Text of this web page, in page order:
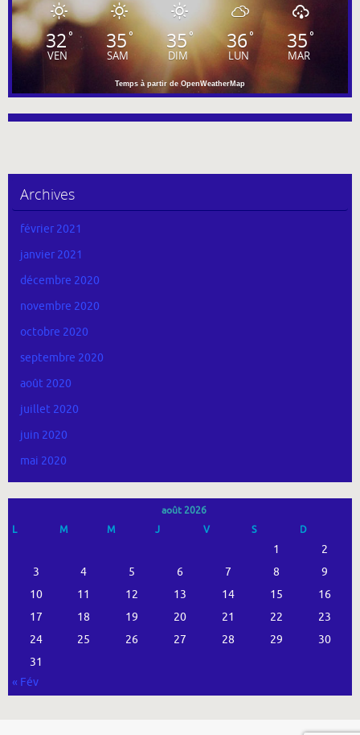
32°
VEN
35°
SAM
35°
DIM
36°
LUN
35°
MAR
Temps à partir de OpenWeatherMap
Archives
février 2021
janvier 2021
décembre 2020
novembre 2020
octobre 2020
septembre 2020
août 2020
juillet 2020
juin 2020
mai 2020
août 2026
L
M M J V S D
1
2
3
4 5 6 7 8
9
10
11 12 13 14 15
16
17
18 19 20 21 22
23
24
25 26 27 28 29
30
31
« Fév